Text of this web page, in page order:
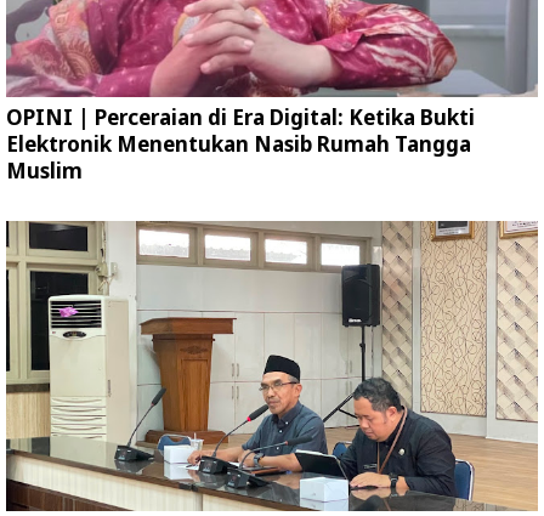
OPINI | Perceraian di Era Digital: Ketika Bukti
Elektronik Menentukan Nasib Rumah Tangga
Muslim